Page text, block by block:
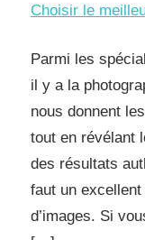
Choisir le
Parmi les
il y a la
nous donnent
tout en révélant
des résultats
faut un
d’images. Si